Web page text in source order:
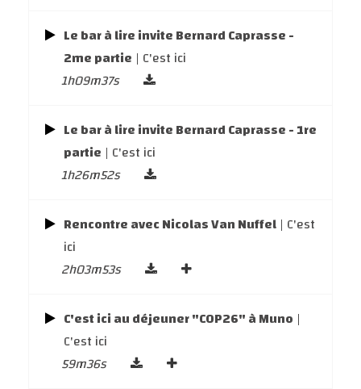
Le bar à lire invite Bernard Caprasse -
2me partie | C'est ici
1h09m37s
Le bar à lire invite Bernard Caprasse - 1re
partie | C'est ici
1h26m52s
Rencontre avec Nicolas Van Nuffel | C'est
ici
2h03m53s
C'est ici au déjeuner "COP26" à Muno |
C'est ici
59m36s